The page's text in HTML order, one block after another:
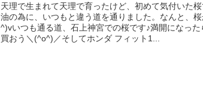
天理で生まれて天理で育ったけど、初めて気付いた
油の為に、いつもと違う道を通りました。なんと、
^)vいつも通る道、石上神宮での桜です♪満開になった
買おう＼(^o^)／そしてホンダ フィット1...